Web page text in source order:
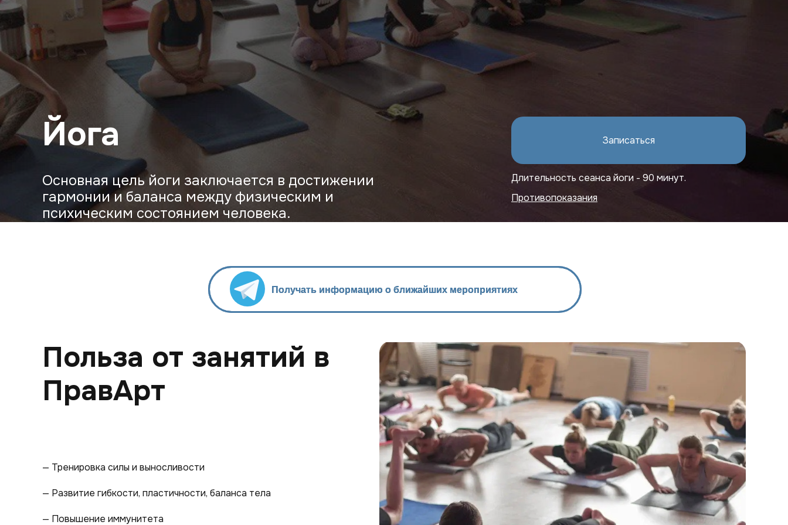
Йога
Основная цель йоги заключается в достижении
гармонии и баланса между физическим и
психическим состоянием человека.
Записаться
Записаться
Противопоказания
Длительность сеанса йоги - 90 минут.
Получать информацию о ближайших мероприятиях
Получать информацию о ближайших мероприятиях
Польза от занятий в
ПравАрт
— Тренировка силы и выносливости
— Повышение иммунитета
— Развитие гибкости, пластичности, баланса тела